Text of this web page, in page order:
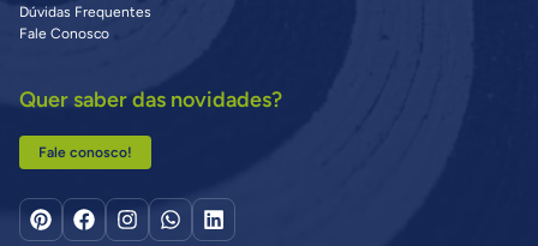
Dúvidas Frequentes
Fale Conosco
Quer saber das novidades?
Fale conosco!